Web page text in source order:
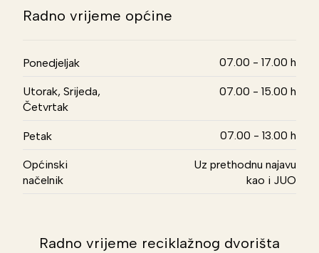
Radno vrijeme općine
Ponedjeljak 07.00 - 17.00 h
Utorak, Srijeda,
Četvrtak
07.00 - 15.00 h
Petak 07.00 - 13.00 h
Općinski
načelnik
Uz prethodnu najavu
kao i JUO
Radno vrijeme reciklažnog dvorišta